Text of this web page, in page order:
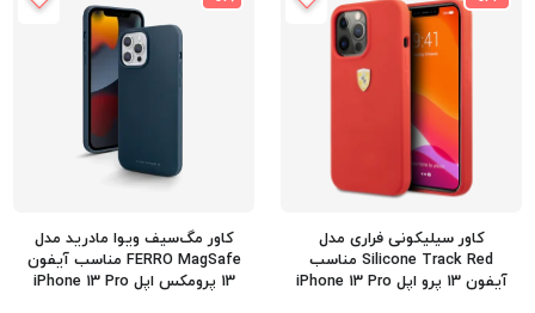
کاور سیلیکونی فراری مدل
Silicone Track Red مناسب
آیفون 13 پرو اپل iPhone 13 Pro
کاور مگ‌سیف ویوا مادرید مدل
FERRO MagSafe مناسب آیفون
13 پرومکس اپل iPhone 13 Pro